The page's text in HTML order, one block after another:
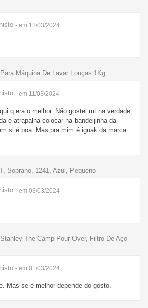
- em 12/03/2024
Máquina De Lavar Louças 1Kg
- em 11/03/2024
q era o melhor. Não gostei mt na verdade.
e atrapalha colocar na bandeijinha da
si é boa. Mas pra mim é iguak da marca
Soprano, 1241, Azul, Pequeno
- em 03/03/2024
The Camp Pour Over, Filtro De Aço
- em 01/03/2024
Mas se é melhor depende do gosto.